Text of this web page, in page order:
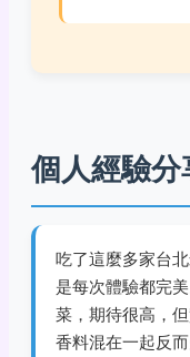
個人經驗
吃了這麼多家台
是每次體驗都完
菜，期待很高，
香料混在一起反